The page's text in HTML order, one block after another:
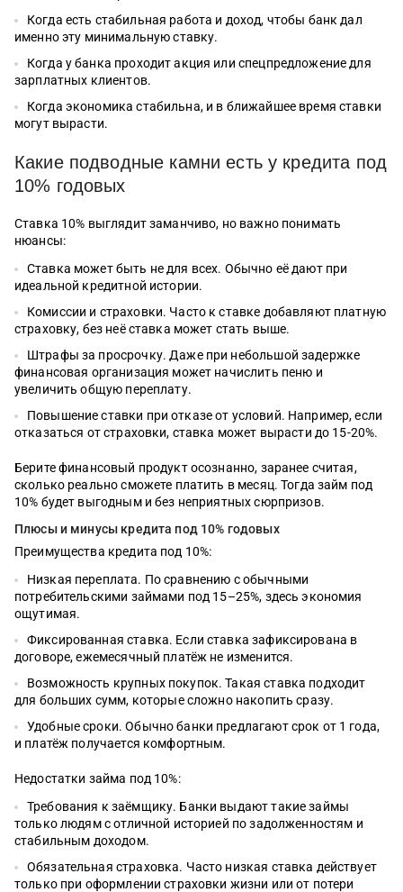
Когда есть стабильная работа и доход, чтобы банк дал
именно эту минимальную ставку.
Когда у банка проходит акция или спецпредложение для
зарплатных клиентов.
Когда экономика стабильна, и в ближайшее время ставки
могут вырасти.
Какие подводные камни есть у кредита под
10% годовых
Ставка 10% выглядит заманчиво, но важно понимать
нюансы:
Ставка может быть не для всех. Обычно её дают при
идеальной кредитной истории.
Комиссии и страховки. Часто к ставке добавляют платную
страховку, без неё ставка может стать выше.
Штрафы за просрочку. Даже при небольшой задержке
финансовая организация может начислить пеню и
увеличить общую переплату.
Повышение ставки при отказе от условий. Например, если
отказаться от страховки, ставка может вырасти до 15-20%.
Берите финансовый продукт осознанно, заранее считая,
сколько реально сможете платить в месяц. Тогда займ под
10% будет выгодным и без неприятных сюрпризов.
Плюсы и минусы кредита под 10% годовых
Преимущества кредита под 10%:
Низкая переплата. По сравнению с обычными
потребительскими займами под 15–25%, здесь экономия
ощутимая.
Фиксированная ставка. Если ставка зафиксирована в
договоре, ежемесячный платёж не изменится.
Возможность крупных покупок. Такая ставка подходит
для больших сумм, которые сложно накопить сразу.
Удобные сроки. Обычно банки предлагают срок от 1 года,
и платёж получается комфортным.
Недостатки займа под 10%:
Требования к заёмщику. Банки выдают такие займы
только людям с отличной историей по задолженностям и
стабильным доходом.
Обязательная страховка. Часто низкая ставка действует
только при оформлении страховки жизни или от потери